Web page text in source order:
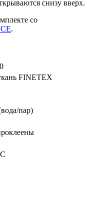
снизу вверх.
со
.
FINETEX
пар)